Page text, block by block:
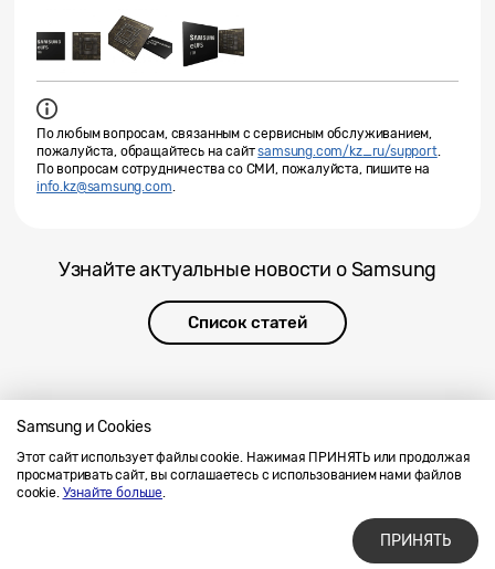
Samsung и Cookies
Этот сайт использует файлы cookie. Нажимая ПРИНЯТЬ или продолжая
просматривать сайт, вы соглашаетесь с использованием нами файлов
cookie. Узнайте больше.
ПРИНЯТЬ
По любым вопросам, связанным с сервисным обслуживанием,
пожалуйста, обращайтесь на сайтsamsung.com/kz_ru/support.
По вопросам сотрудничества со СМИ, пожалуйста, пишите на
info.kz@samsung.com.
Узнайте актуальные новости о Samsung
Список статей
Напишите нам
SAMSUNG.COM
Условия использования материалов